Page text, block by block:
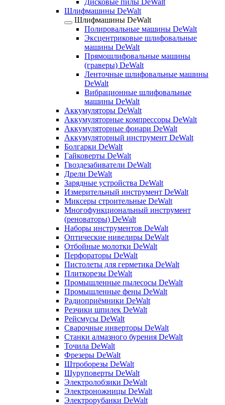
Дисковые пилы DeWalt
Шлифмашины DeWalt
Шлифмашины DeWalt
Полировальные машины DeWalt
Эксцентриковые шлифовальные
машины DeWalt
Прямошлифовальные машины
(граверы) DeWalt
Ленточные шлифовальные машины
DeWalt
Вибрационные шлифовальные
машины DeWalt
Аккумуляторы DeWalt
Аккумуляторные компрессоры DeWalt
Аккумуляторные фонари DeWalt
Аккумуляторный инструмент DeWalt
Болгарки DeWalt
Гайковерты DeWalt
Гвоздезабиватели DeWalt
Дрели DeWalt
Зарядные устройства DeWalt
Измерительный инструмент DeWalt
Миксеры строительные DeWalt
Многофункциональный инструмент
(реноваторы) DeWalt
Наборы инструментов DeWalt
Оптические нивелиры DeWalt
Отбойные молотки DeWalt
Перфораторы DeWalt
Пистолеты для герметика DeWalt
Плиткорезы DeWalt
Промышленные пылесосы DeWalt
Промышленные фены DeWalt
Радиоприёмники DeWalt
Резчики шпилек DeWalt
Рейсмусы DeWalt
Сварочные инверторы DeWalt
Станки алмазного бурения DeWalt
Точила DeWalt
Фрезеры DeWalt
Штроборезы DeWalt
Шуруповерты DeWalt
Электролобзики DeWalt
Электроножницы DeWalt
Электрорубанки DeWalt